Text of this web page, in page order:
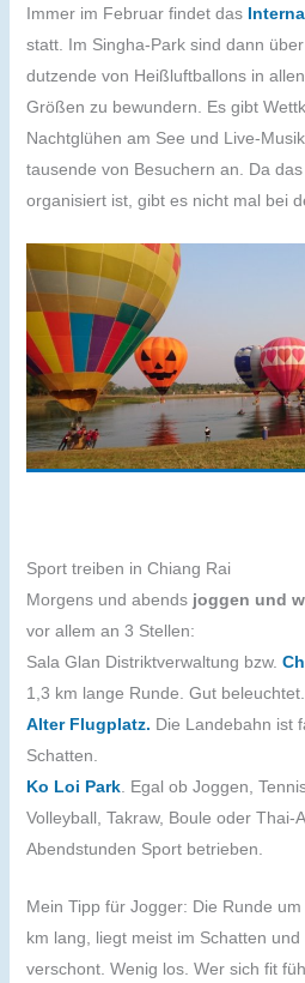
Immer im Februar findet das
statt. Im Singha-Park sind dann
dutzende von Heißluftballons in
Größen zu bewundern. Es gibt
Nachtglühen am See und Live-
tausende von Besuchern an. Da
organisiert ist, gibt es nicht mal bei
Sport treiben in Chiang Rai
Morgens und abendsjoggen und
vor allem an 3 Stellen:
Sala Glan Distriktverwaltung bzw.
1,3 km lange Runde. Gut
Alter Flugplatz. Die Landebahn ist
Schatten.
Ko Loi Park. Egal ob Joggen,
Volleyball, Takraw, Boule oder Thai-
Abendstunden Sport betrieben.
Mein Tipp für Jogger: Die Runde
km lang, liegt meist im Schatten
verschont. Wenig los. Wer sich fit